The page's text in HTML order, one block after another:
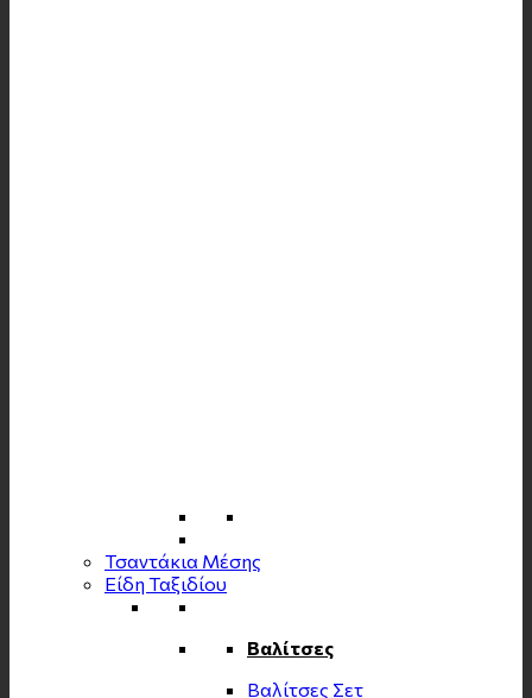
Τσαντάκια Μέσης
Είδη Ταξιδίου
Βαλίτσες
Βαλίτσες Σετ